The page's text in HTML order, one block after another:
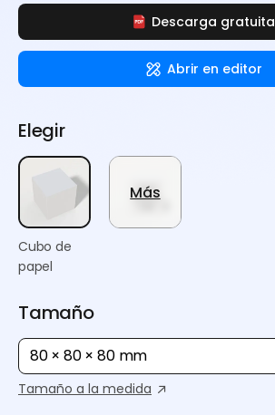
Descarga gratuita
Abrir en editor
Elegir
Cubo de
papel
Más
Tamaño
80 × 80 × 80 mm
Tamaño a la medida